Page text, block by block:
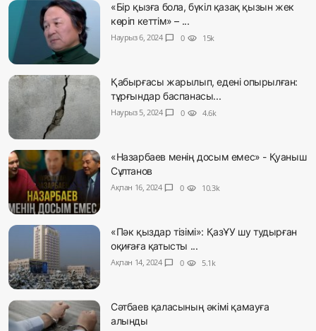
«Бір қызға бола, бүкіл қазақ қызын жек
көріп кеттім» – ...
Наурыз 6, 2024 chat_bubble 0 visibility 15k
Қабырғасы жарылып, едені опырылған:
тұрғындар баспанасы...
Наурыз 5, 2024 chat_bubble 0 visibility 4.6k
«Назарбаев менің досым емес» - Қуаныш
Сұлтанов
Ақпан 16, 2024 chat_bubble 0 visibility 10.3k
«Пәк қыздар тізімі»: ҚазҰУ шу тудырған
оқиғаға қатысты ...
Ақпан 14, 2024 chat_bubble 0 visibility 5.1k
Сәтбаев қаласының әкімі қамауға
алынды